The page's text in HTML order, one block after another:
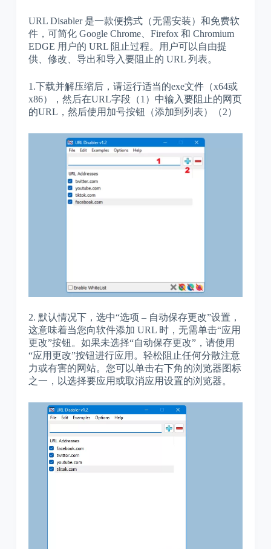
URL Disabler 是一款便携式（无需安装）和免费软
件，可简化 Google Chrome、Firefox 和 Chromium
EDGE 用户的 URL 阻止过程。用户可以自由提
供、修改、导出和导入要阻止的 URL 列表。
1.下载并解压缩后，请运行适当的exe文件（x64或
x86），然后在URL字段（1）中输入要阻止的网页
的URL，然后使用加号按钮（添加到列表）（2）
2. 默认情况下，选中“选项 – 自动保存更改”设置，
这意味着当您向软件添加 URL 时，无需单击“应用
更改”按钮。如果未选择“自动保存更改”，请使用
“应用更改”按钮进行应用。轻松阻止任何分散注意
力或有害的网站。您可以单击右下角的浏览器图标
之一，以选择要应用或取消应用设置的浏览器。